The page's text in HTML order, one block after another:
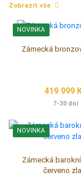
Zobrazit vše
NOVINKA
Zámecká
419 999
7-30 dní
NOVINKA
Zámecká
červeno